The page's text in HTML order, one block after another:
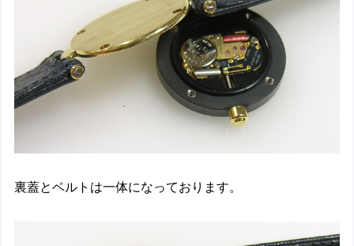
裏蓋とベルトは一体になっております。